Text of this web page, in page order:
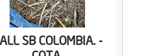
SB COLOMBIA. -